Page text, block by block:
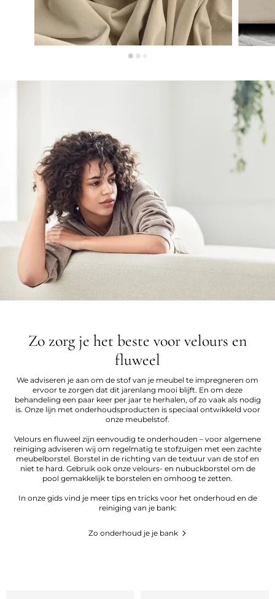
Zo zorg je het beste voor velours en
fluweel
We adviseren je aan om de stof van je meubel te impregneren om
ervoor te zorgen dat dit jarenlang mooi blijft. En om deze
behandeling een paar keer per jaar te herhalen, of zo vaak als nodig
is. Onze lijn met onderhoudsproducten is speciaal ontwikkeld voor
onze meubelstof.
Velours en fluweel zijn eenvoudig te onderhouden – voor algemene
reiniging adviseren wij om regelmatig te stofzuigen met een zachte
meubelborstel. Borstel in de richting van de textuur van de stof en
niet te hard. Gebruik ook onze velours- en nubuckborstel om de
pool gemakkelijk te borstelen en omhoog te zetten.
In onze gids vind je meer tips en tricks voor het onderhoud en de
reiniging van je bank:
Zo onderhoud je je bank